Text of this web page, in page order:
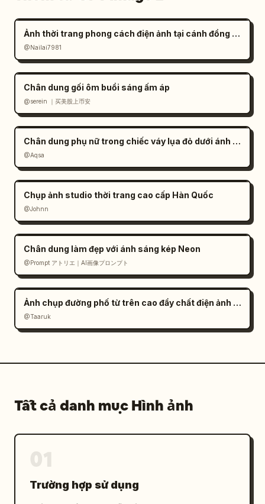
Ảnh thời trang phong cách điện ảnh tại cánh đồng muối đầy tâm trạng
@Nailai7981
Chân dung gối ôm buổi sáng ấm áp
@serein ｜买美股上币安
Chân dung phụ nữ trong chiếc váy lụa đỏ dưới ánh nắng
@Aqsa
Chụp ảnh studio thời trang cao cấp Hàn Quốc
@Johnn
Chân dung làm đẹp với ánh sáng kép Neon
@Prompt アトリエ｜AI画像プロンプト
Ảnh chụp đường phố từ trên cao đầy chất điện ảnh của một cặp đôi
@Taaruk
Tất cả danh mục Hình ảnh
Trường hợp sử dụng